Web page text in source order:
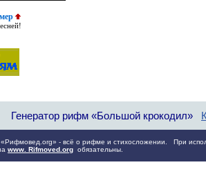
Генератор рифм «Большой крокодил»
- всё о рифме и стихосложении. При
www. Rifmoved.org обязательны.